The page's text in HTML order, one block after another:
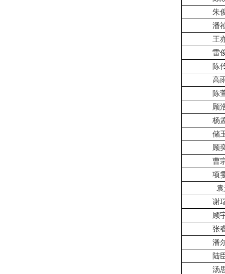
朱
潘
王
雷
陈
高
陈
顾
杨
储
顾
曹
项
谢
顾
张
潘
陆
汤